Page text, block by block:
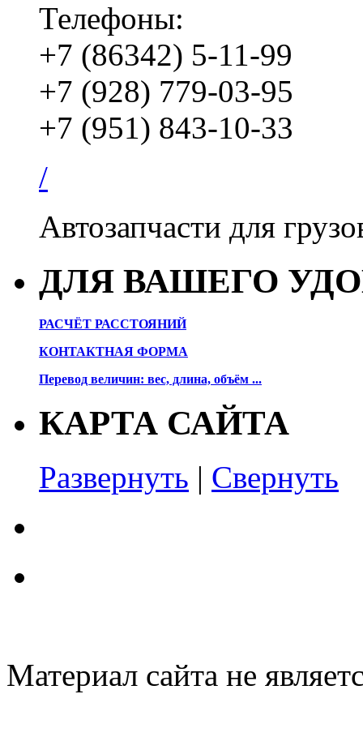
Телефоны:
+7 (86342) 5-11-99
+7 (928) 779-03-95
+7 (951) 843-10-33
/
Автозапчасти для
ДЛЯ ВАШЕГО
РАСЧЁТ РАССТОЯНИЙ
КОНТАКТНАЯ ФОРМА
Перевод величин: вес, длина, объём ...
КАРТА САЙТА
Развернуть | Свернуть
Материал сайта не